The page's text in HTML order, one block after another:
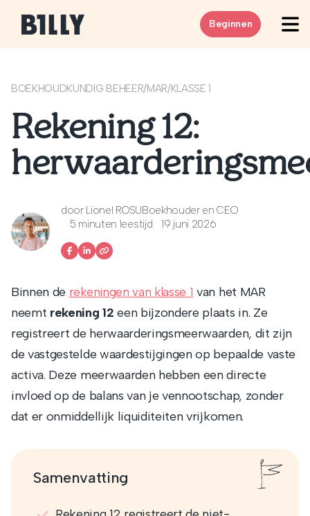
Beginnen
BOEKHOUDKUNDIG BEHEER/MAR/KLASSE 1
Rekening 12:
door Lionel ROSUBoekhouder en CEO
5 minuten leestijd
19 juni 2026
Binnen de rekeningen van klasse 1 van het MAR
neemt rekening 12 een bijzondere plaats in. Ze
registreert de herwaarderingsmeerwaarden, dit zijn
de vastgestelde waardestijgingen op bepaalde vaste
activa. Deze meerwaarden hebben een directe
invloed op de balans van je vennootschap, zonder
dat er onmiddellijk liquiditeiten vrijkomen.
Samenvatting